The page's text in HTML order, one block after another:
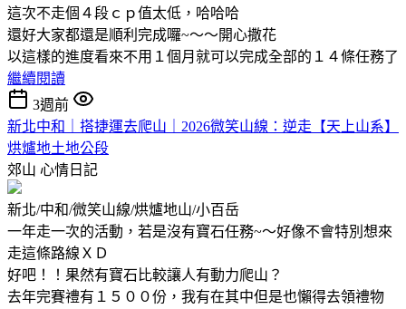
這次不走個４段ｃｐ值太低，哈哈哈
還好大家都還是順利完成囉~～～開心撒花
以這樣的進度看來不用１個月就可以完成全部的１４條任務了
繼續閱讀
3週前
新北中和｜搭捷運去爬山｜2026微笑山線：逆走【天上山系】
烘爐地土地公段
郊山 心情日記
新北/中和/微笑山線/烘爐地山/小百岳
一年走一次的活動，若是沒有寶石任務~～好像不會特別想來
走這條路線ＸＤ
好吧！！果然有寶石比較讓人有動力爬山？
去年完賽禮有１５００份，我有在其中但是也懶得去領禮物